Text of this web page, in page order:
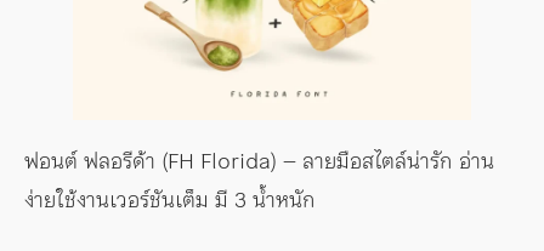
ฟอนต์ ฟลอรีด้า (FH Florida) – ลายมือสไตล์น่ารัก อ่าน
ง่ายใช้งานเวอร์ชันเต็ม มี 3 น้ำหนัก